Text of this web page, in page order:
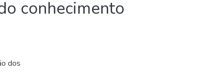
conhecimento
dos